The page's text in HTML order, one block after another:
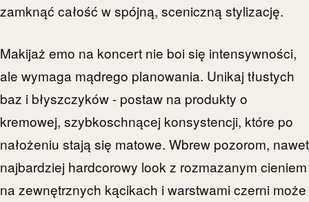
zamknąć całość w spójną, sceniczną stylizację.
Makijaż emo na koncert nie boi się intensywności,
ale wymaga mądrego planowania. Unikaj tłustych
baz i błyszczyków - postaw na produkty o
kremowej, szybkoschnącej konsystencji, które po
nałożeniu stają się matowe. Wbrew pozorom, nawet
najbardziej hardcorowy look z rozmazanym cieniem
na zewnętrznych kącikach i warstwami czerni może